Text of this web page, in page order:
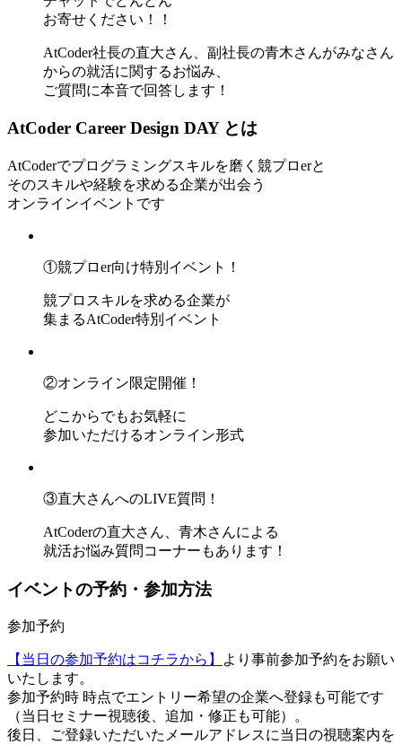
お寄せください！！
AtCoder社長の直大さん、副社長の青木さんがみなさん
からの就活に関するお悩み、
ご質問に本音で回答します！
AtCoder Career Design DAY とは
AtCoderでプログラミングスキルを磨く競プロerと
そのスキルや経験を求める企業が出会う
オンラインイベントです
①競プロer向け特別イベント！
競プロスキルを求める企業が
集まるAtCoder特別イベント
②オンライン限定開催！
どこからでもお気軽に
参加いただけるオンライン形式
③直大さんへのLIVE質問！
AtCoderの直大さん、青木さんによる
就活お悩み質問コーナーもあります！
イベントの予約・参加方法
参加予約
【当日の参加予約はコチラから】
より事前参加予約をお願い
いたします。
参加予約時 時点でエントリー希望の企業へ登録も可能です
（当日セミナー視聴後、追加・修正も可能）。
後日、ご登録いただいたメールアドレスに当日の視聴案内を